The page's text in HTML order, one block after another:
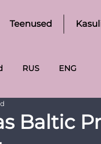
Teenused
RUS ENG
Baltic